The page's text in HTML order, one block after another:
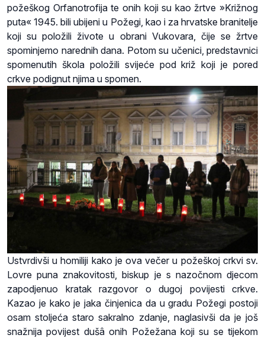
požeškog Orfanotrofija te onih koji su kao žrtve »Križnog
puta« 1945. bili ubijeni u Požegi, kao i za hrvatske branitelje
koji su položili živote u obrani Vukovara, čije se žrtve
spominjemo narednih dana. Potom su učenici, predstavnici
spomenutih škola položili svijeće pod križ koji je pored
crkve podignut njima u spomen.
Ustvrdivši u homiliji kako je ova večer u požeškoj crkvi sv.
Lovre puna znakovitosti, biskup je s nazočnom djecom
zapodjenuo kratak razgovor o dugoj povijesti crkve.
Kazao je kako je jaka činjenica da u gradu Požegi postoji
osam stoljeća staro sakralno zdanje, naglasivši da je još
snažnija povijest dušâ onih Požežana koji su se tijekom